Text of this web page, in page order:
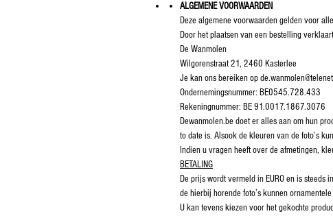
ALGEMENE VOORWAARDEN
Deze algemene voorwaarden gelden voor
Door het plaatsen van een bestelling
De Wanmolen
Wilgorenstraat 21, 2460 Kasterlee
Je kan ons bereiken op
Ondernemingsnummer: BE0545.728.433
Rekeningnummer: BE 91.0017.1867.3076
Dewanmolen.be doet er alles aan om hun
to date is. Alsook de kleuren van de foto’s
Indien u vragen heeft over de afmetingen,
BETALING
De prijs wordt vermeld in EURO en is steeds
de hierbij horende foto’s kunnen
U kan tevens kiezen voor het gekochte